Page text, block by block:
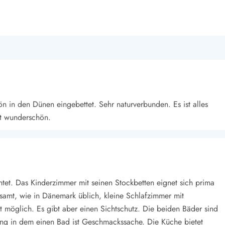
in den Dünen eingebettet. Sehr naturverbunden. Es ist alles
wunderschön.
Das Kinderzimmer mit seinen Stockbetten eignet sich prima
wie in Dänemark üblich, kleine Schlafzimmer mit
möglich. Es gibt aber einen Sichtschutz. Die beiden Bäder sind
in dem einen Bad ist Geschmackssache. Die Küche bietet